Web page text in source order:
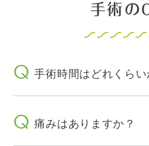
手術の
手術時間はどれくら
痛みはありますか？